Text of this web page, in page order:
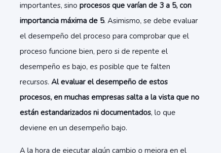
importantes, sino procesos que varían de 3 a 5, con
importancia máxima de 5. Asimismo, se debe evaluar
el desempeño del proceso para comprobar que el
proceso funcione bien, pero si de repente el
desempeño es bajo, es posible que te falten
recursos. Al evaluar el desempeño de estos
procesos, en muchas empresas salta a la vista que no
están estandarizados ni documentados, lo que
deviene en un desempeño bajo.
A la hora de ejecutar algún cambio o mejora en el